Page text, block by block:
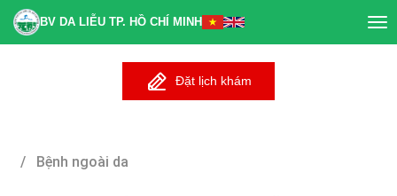
BV DA LIỄU TP. HỒ CHÍ MINH
Đặt lịch khám
/ Bệnh ngoài da